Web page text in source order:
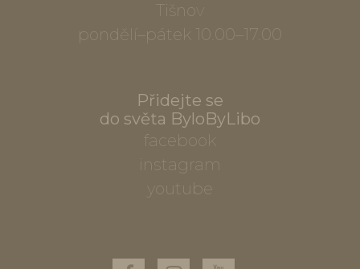
Tišnov
pondělí–pátek 10.00–17.00
Přidejte se
do světa ByloByLibo
facebook
instagram
youtube